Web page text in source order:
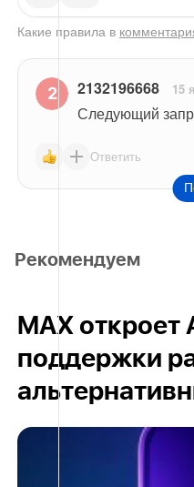
Какие правила в
2132196668 15
Следующий
Ответить
Рекомендуем
MAX откроет
поддержки